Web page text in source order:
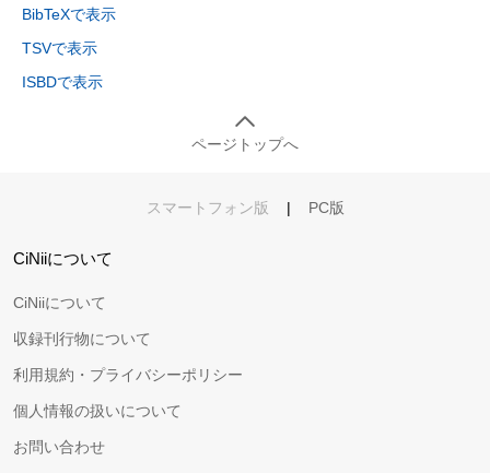
BibTeXで表示
TSVで表示
ISBDで表示
ページトップへ
スマートフォン版 | PC版
CiNiiについて
CiNiiについて
収録刊行物について
利用規約・プライバシーポリシー
個人情報の扱いについて
お問い合わせ